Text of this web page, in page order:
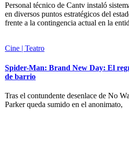
Personal técnico de Cantv instaló
en diversos puntos estratégicos del
frente a la contingencia actual en la
Cine | Teatro
Spider-Man: Brand New Day: El
de barrio
Tras el contundente desenlace de No
Parker queda sumido en el anonimato,